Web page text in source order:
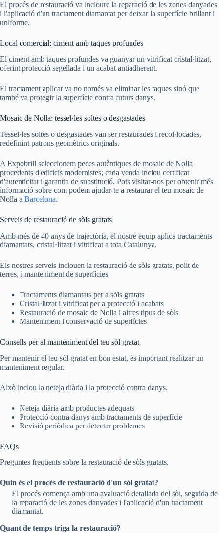
El procés de restauració va incloure la reparació de les zones danyades
i l'aplicació d'un tractament diamantat per deixar la superfície brillant i
uniforme.
Local comercial: ciment amb taques profundes
El ciment amb taques profundes va guanyar un vitrificat cristal·litzat,
oferint protecció segellada i un acabat antiadherent.
El tractament aplicat va no només va eliminar les taques sinó que
també va protegir la superfície contra futurs danys.
Mosaic de Nolla: tessel·les soltes o desgastades
Tessel·les soltes o desgastades van ser restaurades i recol·locades,
redefinint patrons geomètrics originals.
A Expobrill seleccionem peces autèntiques de mosaic de Nolla
procedents d'edificis modernistes; cada venda inclou certificat
d'autenticitat i garantia de substitució. Pots visitar-nos per obtenir més
informació sobre com podem ajudar-te a restaurar el teu mosaic de
Nolla a Barcelona.
Serveis de restauració de sòls gratats
Amb més de 40 anys de trajectòria, el nostre equip aplica tractaments
diamantats, cristal·litzat i vitrificat a tota Catalunya.
Els nostres serveis inclouen la restauració de sòls gratats, polit de
terres, i manteniment de superfícies.
Tractaments diamantats per a sòls gratats
Cristal·litzat i vitrificat per a protecció i acabats
Restauració de mosaic de Nolla i altres tipus de sòls
Manteniment i conservació de superfícies
Consells per al manteniment del teu sòl gratat
Per mantenir el teu sòl gratat en bon estat, és important realitzar un
manteniment regular.
Això inclou la neteja diària i la protecció contra danys.
Neteja diària amb productes adequats
Protecció contra danys amb tractaments de superfície
Revisió periòdica per detectar problemes
FAQs
Preguntes freqüents sobre la restauració de sòls gratats.
Quin és el procés de restauració d'un sòl gratat?
El procés comença amb una avaluació detallada del sòl, seguida de
la reparació de les zones danyades i l'aplicació d'un tractament
diamantat.
Quant de temps triga la restauració?